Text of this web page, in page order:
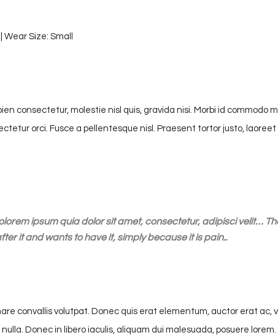
Wear Size: Small
consectetur, molestie nisl quis, gravida nisi. Morbi id commodo
orci. Fusce a pellentesque nisl. Praesent tortor justo,
ipsum quia dolor sit amet, consectetur, adipisci velit…
it and wants to have it, simply because it is pain..
convallis volutpat. Donec quis erat elementum, auctor erat ac,
Donec in libero iaculis, aliquam dui malesuada, posuere